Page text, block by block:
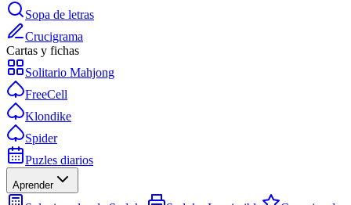
Sopa de letras
Crucigrama
Cartas y fichas
Solitario Mahjong
FreeCell
Klondike
Spider
Puzles diarios
Aprender